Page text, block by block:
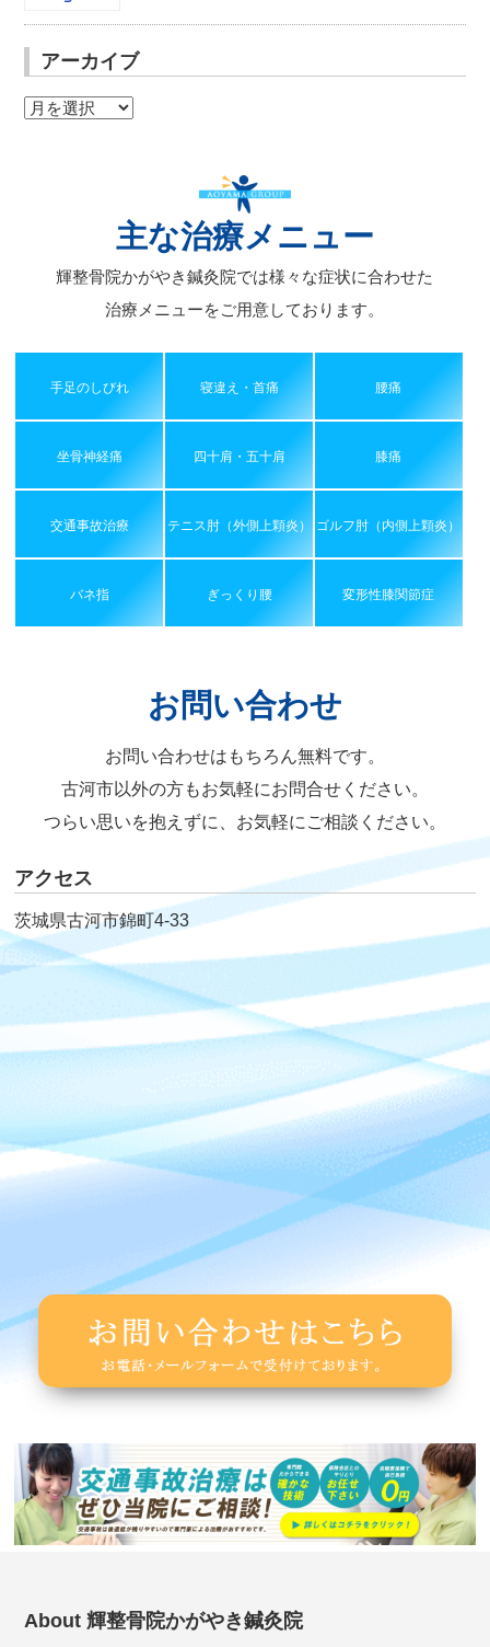
アーカイブ
ア
主な治療メニュー
輝整骨院かがやき鍼灸院では様々な症状に合わせた
治療メニューをご用意しております。
手足のしびれ 寝違え・首痛 腰痛
坐骨神経痛 四十肩・五十肩 膝痛
交通事故治療 テニス肘（外側上顆炎） ゴルフ肘（内側上顆炎）
バネ指 ぎっくり腰 変形性膝関節症
お問い合わせ
お問い合わせはもちろん無料です。
古河市以外の方もお気軽にお問合せください。
つらい思いを抱えずに、お気軽にご相談ください。
アクセス
茨城県古河市錦町4-33
About 輝整骨院かがやき鍼灸院